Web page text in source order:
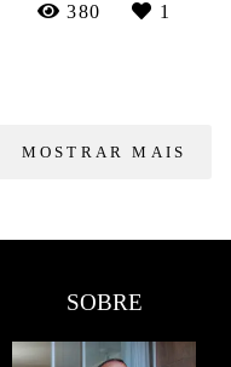
380 1
MOSTRAR MAIS
SOBRE